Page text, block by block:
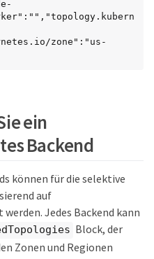
zone":"us-
zone":"us-
ein
Backend
können für die selektive
auf
Jedes Backend kann
Block, der
Zonen und Regionen